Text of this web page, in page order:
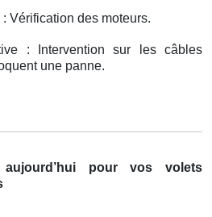
Vérification des moteurs.
: Intervention sur les câbles
une panne.
aujourd’hui pour vos volets